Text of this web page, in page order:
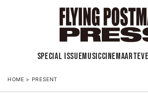
SPECIAL ISSUEMUSICCINEMAART
HOME > PRESENT